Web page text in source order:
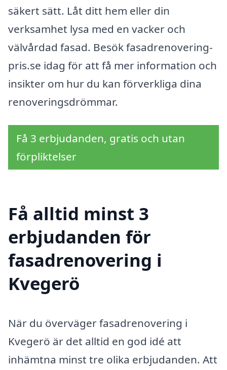
säkert sätt. Låt ditt hem eller din
verksamhet lysa med en vacker och
välvårdad fasad. Besök fasadrenovering-
pris.se idag för att få mer information och
insikter om hur du kan förverkliga dina
renoveringsdrömmar.
Få 3 erbjudanden, gratis och utan
förpliktelser
Få alltid minst 3
erbjudanden för
fasadrenovering i
Kvegerö
När du överväger fasadrenovering i
Kvegerö är det alltid en god idé att
inhämtna minst tre olika erbjudanden. Att